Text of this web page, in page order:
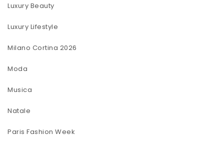
Luxury Beauty
Luxury Lifestyle
Milano Cortina 2026
Moda
Musica
Natale
Paris Fashion Week